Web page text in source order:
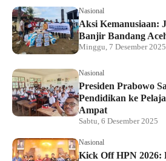
Nasional
Aksi Kemanusiaan:
Banjir Bandang
Minggu, 7 Desember 2025
Nasional
Presiden Prabowo
Pendidikan ke
Ampat
Sabtu, 6 Desember 2025
Nasional
Kick Off HPN 2026: